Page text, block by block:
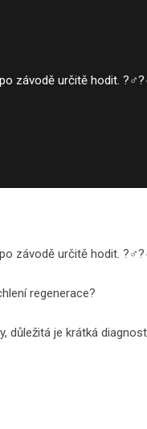
závodě určitě hodit.
závodě určitě hodit.
regenerace?
důležitá je krátká